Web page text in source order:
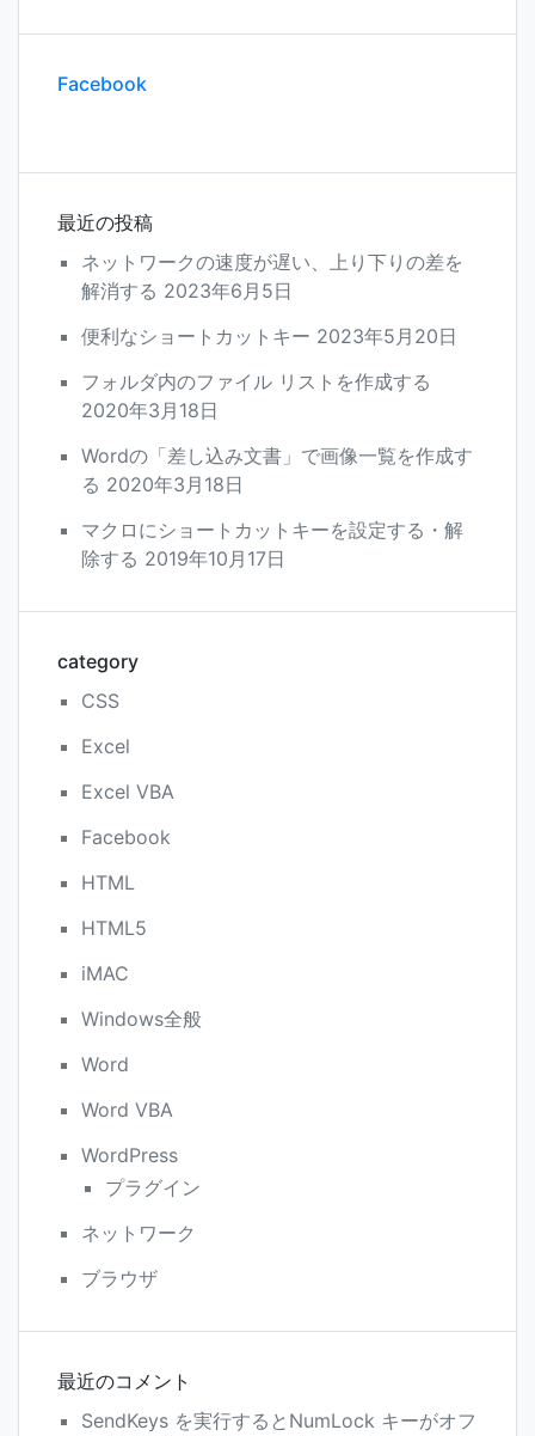
Facebook
最近の投稿
ネットワークの速度が遅い、上り下りの差を
解消する 2023年6月5日
便利なショートカットキー 2023年5月20日
フォルダ内のファイル リストを作成する
2020年3月18日
Wordの「差し込み文書」で画像一覧を作成す
る 2020年3月18日
マクロにショートカットキーを設定する・解
除する 2019年10月17日
category
CSS
Excel
Excel VBA
Facebook
HTML
HTML5
iMAC
Windows全般
Word
Word VBA
WordPress
プラグイン
ネットワーク
ブラウザ
最近のコメント
SendKeys を実行するとNumLock キーがオフ